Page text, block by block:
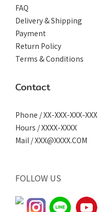
FAQ
Delivery & Shipping
Payment
Return Policy
Terms & Conditions
Contact
Phone / XX-XXX-XXX-XXX
Hours / XXXX-XXXX
Mail / XXX@XXXX.COM
FOLLOW US